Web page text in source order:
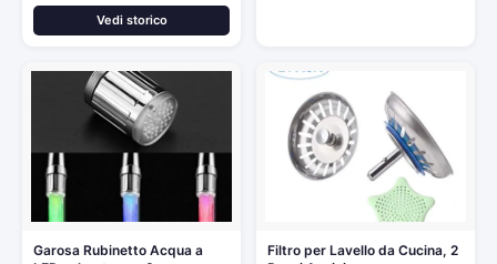
Vedi storico
Garosa Rubinetto Acqua a
Filtro per Lavello da Cucina, 2